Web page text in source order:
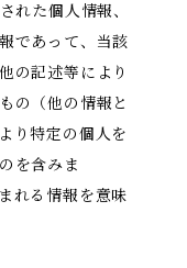
れた個人情報、
であって、当該
の記述等により
の（他の情報と
り特定の個人を
を含みま
れる情報を意味